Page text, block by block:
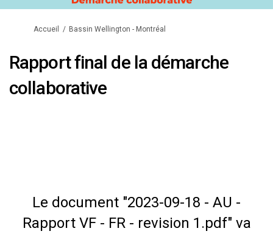
Vous êtes ici:
Accueil Bassin Wellington - Montréal
Rapport final de la démarche
collaborative
Le document "2023-09-18 - AU -
Rapport VF - FR - revision 1.pdf" va